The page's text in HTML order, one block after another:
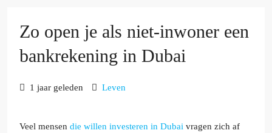
Zo open je als niet-inwoner een
bankrekening in Dubai
1 jaar geleden Leven
Veel mensen die willen investeren in Dubai vragen zich af